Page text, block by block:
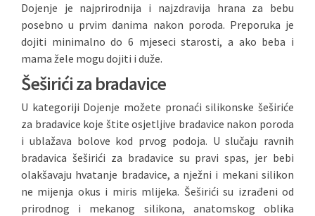
Dojenje je najprirodnija i najzdravija hrana za bebu
posebno u prvim danima nakon poroda. Preporuka je
dojiti minimalno do 6 mjeseci starosti, a ako beba i
mama žele mogu dojiti i duže.
Šeširići za bradavice
U kategoriji Dojenje možete pronaći silikonske šeširiće
za bradavice koje štite osjetljive bradavice nakon poroda
i ublažava bolove kod prvog podoja. U slučaju ravnih
bradavica šeširići za bradavice su pravi spas, jer bebi
olakšavaju hvatanje bradavice, a nježni i mekani silikon
ne mijenja okus i miris mlijeka. Šeširići su izrađeni od
prirodnog i mekanog silikona, anatomskog oblika